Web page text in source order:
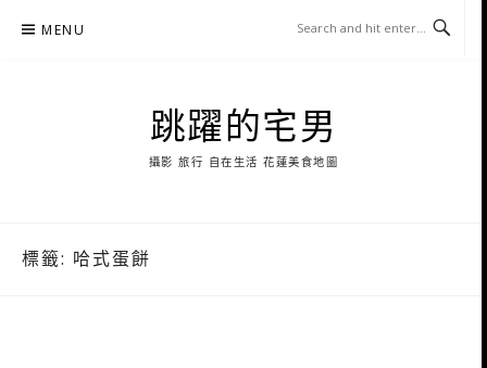
MENU
跳躍的宅男
攝影 旅行 自在生活 花蓮美食地圖
標籤: 哈式蛋餅